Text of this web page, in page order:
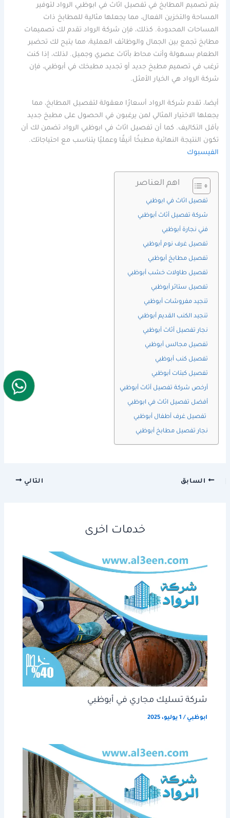
يتم تصميم المطابخ في تفصيل اثاث في ابوظبي الرواد لتوفير
المساحة والتخزين الفعال، مما يجعلها مثالية للمطابخ ذات
المساحات المحدودة. كذلك، فإن شركة الرواد تقدم لك تصميمات
مطابخ تجمع بين الجمال والوظائف العملية، مما يتيح لك تحضير
الطعام بسهولة وأنت محاط بأثاث عصري وجميل. لذلك، إذا كنت
ترغب في تصميم مطبخ جديد أو تجديد مطبخك في أبوظبي، فإن
شركة الرواد هي الخيار الأمثل.
أيضا، تقدم شركة الرواد أسعارًا معقولة لتفصيل المطابخ، مما
يجعلها الاختيار المثالي لمن يرغبون في الحصول على مطبخ جديد
بأقل التكاليف. كما أن تفصيل اثاث في ابوظبي الرواد تضمن لك أن
تكون النتيجة النهائية مطبخًا أنيقًا وعمليًا يتناسب مع احتياجاتك.
الفيسبوك
اهم العناصر
تفصيل اثاث في ابوظبي
شركة تفصيل أثاث أبوظبي
فني نجارة أبوظبي
تفصيل غرف نوم أبوظبي
تفصيل مطابخ أبوظبي
تفصيل طاولات خشب أبوظبي
تفصيل ستائر أبوظبي
تنجيد مفروشات أبوظبي
تنجيد الكنب القديم أبوظبي
نجار تفصيل أثاث أبوظبي
تفصيل مجالس أبوظبي
تفصيل كنب أبوظبي
تفصيل كبتات أبوظبي
أرخص شركة تفصيل أثاث أبوظبي
أفضل تفصيل اثاث في ابوظبي
تفصيل غرف أطفال أبوظبي
نجار تفصيل مطابخ أبوظبي
السابق التالي
خدمات اخرى
شركة تسليك مجاري في أبوظبي
ابوظبي / 1 يوليو، 2025